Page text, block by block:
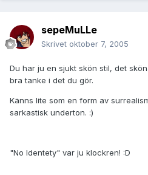
sepeMuLLe
Skrivet oktober 7, 2005
Du har ju en sjukt skön stil, det
bra tanke i det du gör.
Känns lite som en form av
sarkastisk underton. :)
"No Identety" var ju klockren! :D